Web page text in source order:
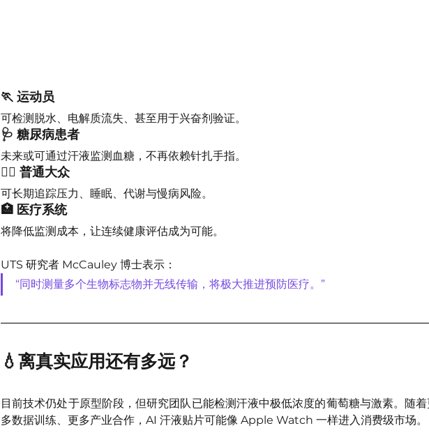
🏃 运动员
可检测脱水、电解质流失、甚至用于兴奋剂验证。
🩺 糖尿病患者
未来或可通过汗液监测血糖，不再依赖针扎手指。
🧑‍⚕ 普通大众
可长期追踪压力、睡眠、代谢与慢病风险。
🏥 医疗系统
将降低监测成本，让连续健康评估成为可能。
UTS 研究者 McCauley 博士表示：
“同时测量多个生物标志物并无线传输，将极大推进预防医疗。”
💧离真实应用还有多远？
目前技术仍处于原型阶段，但研究团队已能检测汗液中极低浓度的葡萄糖与激素。随
多数据训练、更多产业合作，AI 汗液贴片可能像 Apple Watch 一样进入消费级市场。